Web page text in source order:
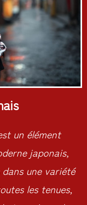
un élément
japonais,
une variété
les tenues,